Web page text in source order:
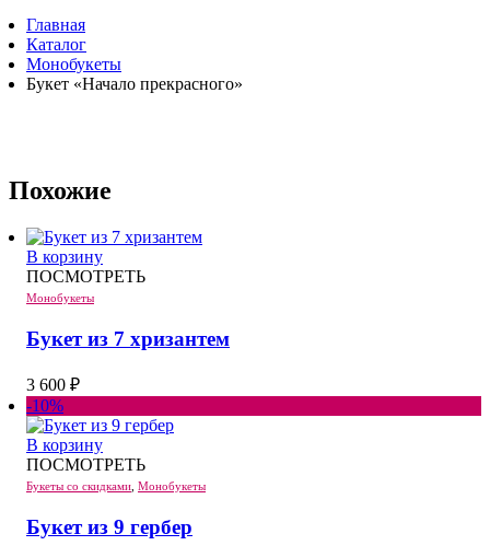
Главная
Каталог
Монобукеты
Букет «Начало прекрасного»
Похожие
В корзину
ПОСМОТРЕТЬ
Монобукеты
Букет из 7 хризантем
3 600 ₽
-10%
В корзину
ПОСМОТРЕТЬ
Букеты со скидками Монобукеты
Букет из 9 гербер